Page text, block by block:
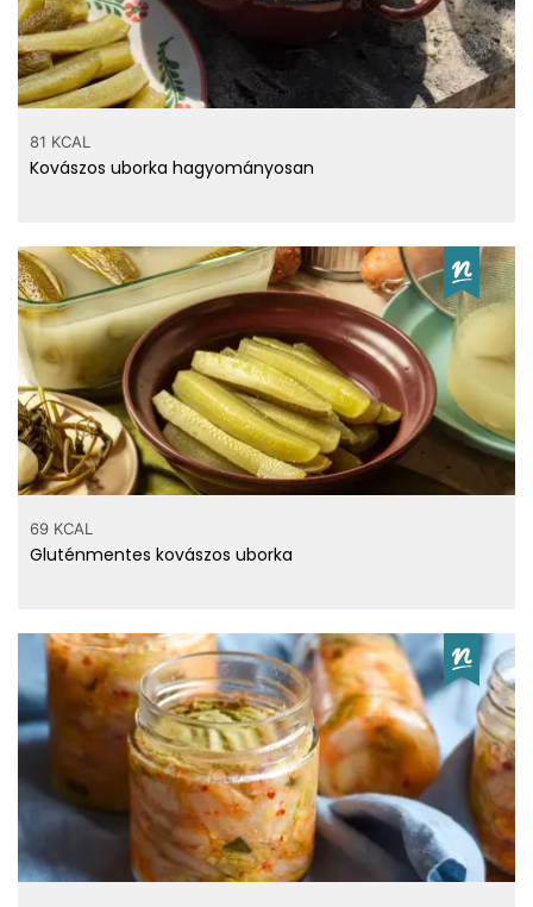
81 KCAL
Kovászos uborka hagyományosan
69 KCAL
Gluténmentes kovászos uborka